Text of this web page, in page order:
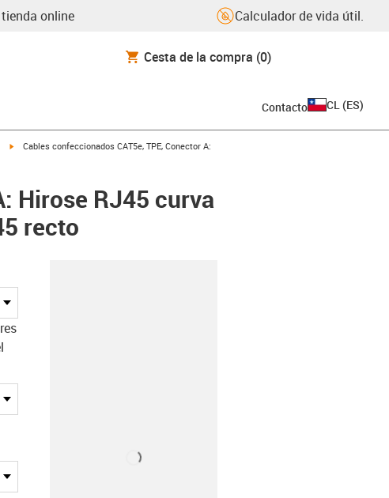
online Calculador de vida útil.
Cesta de la compra (0)
Contacto CL (ES)
igus-icon-arrow-right
Cables confeccionados CAT5e, TPE, Conector A:
Hirose RJ45 curva
recto